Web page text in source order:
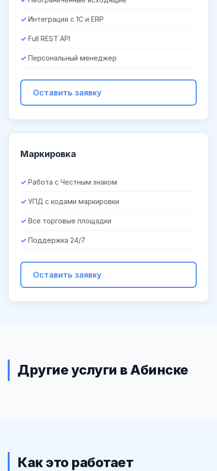
Интеграция с 1С и ERP
Full REST API
Персональный менеджер
Оставить заявку
Маркировка
Работа с Честным знаком
УПД с кодами маркировки
Все торговые площадки
Поддержка 24/7
Оставить заявку
Другие услуги в Абинске
Как это работает